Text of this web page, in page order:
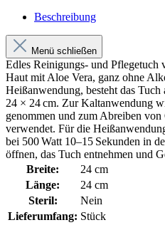
Beschreibung
Menü schließen
Edles Reinigungs- und
Haut mit Aloe Vera, ganz ohne
Heißanwendung, besteht das
24 × 24 cm. Zur Kaltanwendung
genommen und zum Abreiben
verwendet. Für die
bei 500 Watt 10–15 Sekunden in
öffnen, das Tuch entnehmen und
Breite:
24 cm
Länge:
24 cm
Steril:
Nein
Lieferumfang: Stück